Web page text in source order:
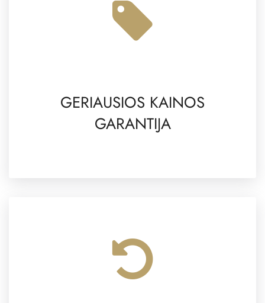
GERIAUSIOS KAINOS
GARANTIJA